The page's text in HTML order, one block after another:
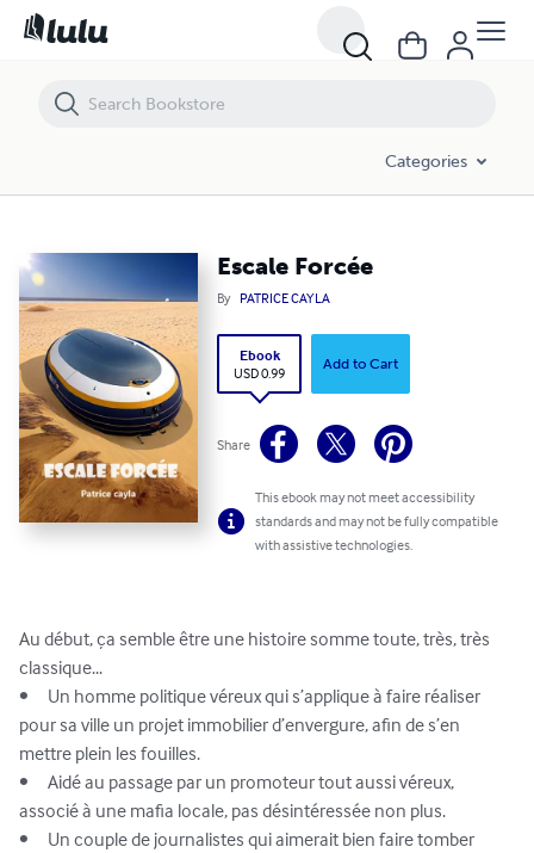
Categories
Escale Forcée
By PATRICE CAYLA
Ebook
USD 0.99
Add to Cart
Share
This ebook may not meet accessibility
standards and may not be fully compatible
with assistive technologies.
Au début, ça semble être une histoire somme toute, très, très
classique...
•	Un homme politique véreux qui s’applique à faire réaliser
pour sa ville un projet immobilier d’envergure, afin de s’en
mettre plein les fouilles.
•	Aidé au passage par un promoteur tout aussi véreux,
associé à une mafia locale, pas désintéressée non plus.
•	Un couple de journalistes qui aimerait bien faire tomber
Escale Forcée